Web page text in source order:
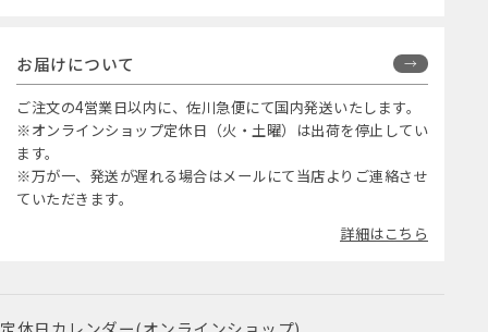
お届けについて
ご注文の4営業日以内に、佐川急便にて国内発送いたします。
※オンラインショップ定休日（火・土曜）は出荷を停止してい
ます。
※万が一、発送が遅れる場合はメールにて当店よりご連絡させ
ていただきます。
詳細はこちら